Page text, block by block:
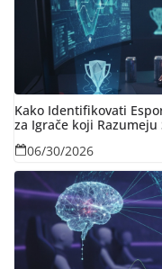
Kako Identifikovati
za Igrače koji Razumeju
06/30/2026